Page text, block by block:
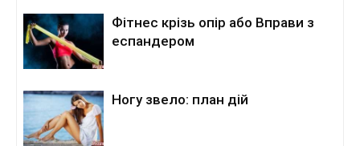
Фітнес крізь опір або Вправи з
еспандером
Ногу звело: план дій